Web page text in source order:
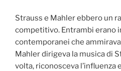
Strauss e Mahler ebbero un
competitivo. Entrambi erano
contemporanei che
Mahler dirigeva la musica di
volta, riconosceva l’influenza